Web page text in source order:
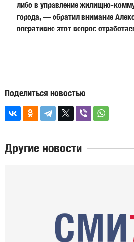
либо в управление жилищно-
города, — обратил внимание
оперативно этот вопрос
Поделиться новостью
Другие новости